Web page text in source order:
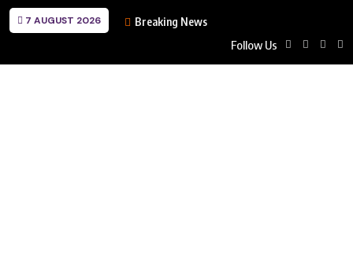
7 AUGUST 2026 Breaking News
Follow Us